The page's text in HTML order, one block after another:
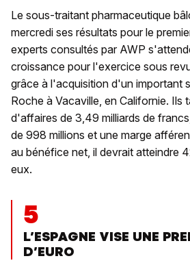
Le sous-traitant pharmaceutique
mercredi ses résultats pour le
experts consultés par AWP
croissance pour l'exercice sous
grâce à l'acquisition d'un important
Roche à Vacaville, en Californie. Ils
d'affaires de 3,49 milliards de
de 998 millions et une marge
au bénéfice net, il devrait atteindre
eux.
5
L’ESPAGNE VISE UNE
D’EURO